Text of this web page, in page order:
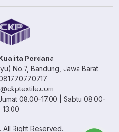
Perdana
No.7, Bandung, Jawa Barat
08.00–17.00 | Sabtu 08.00-
13.00
. All Right Reserved.